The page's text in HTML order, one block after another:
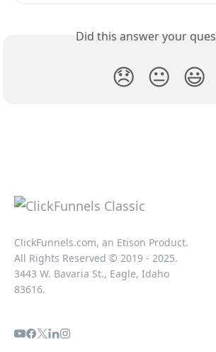
Did this answer your
😞 😐 😃
ClickFunnels.com, an Etison Product.
All Rights Reserved © 2019 - 2025.
3443 W. Bavaria St., Eagle, Idaho
83616.